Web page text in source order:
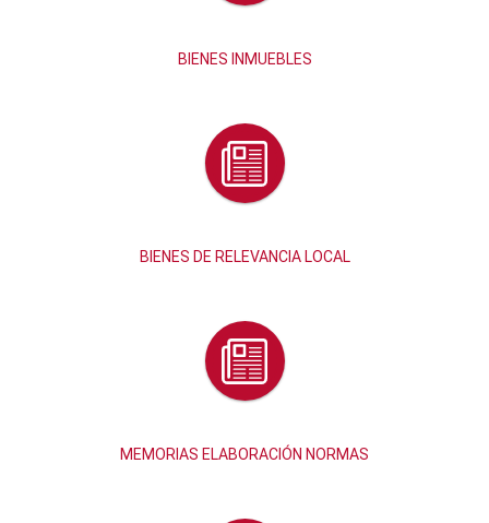
BIENES INMUEBLES
BIENES DE RELEVANCIA LOCAL
MEMORIAS ELABORACIÓN NORMAS